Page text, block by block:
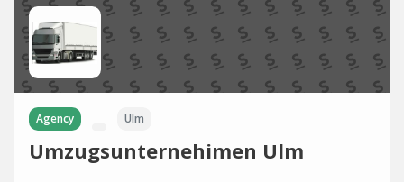
Agency Ulm
Umzugsunternehimen Ulm